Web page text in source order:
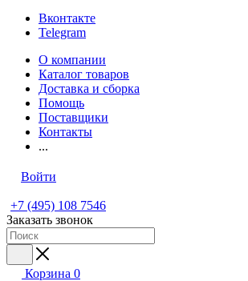
Вконтакте
Telegram
О компании
Каталог товаров
Доставка и сборка
Помощь
Поставщики
Контакты
...
Войти
+7 (495) 108 7546
Заказать звонок
Корзина 0